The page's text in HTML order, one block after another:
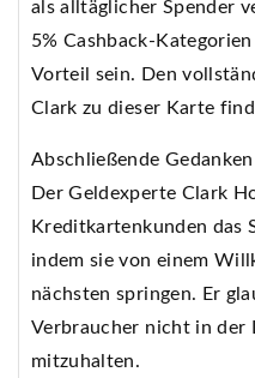
als alltäglicher Spender
5% Cashback-
Vorteil sein. Den
Clark zu dieser Karte
Abschließende Gedanken
Der Geldexperte Clark
Kreditkartenkunden das
indem sie von einem
nächsten springen. Er
Verbraucher nicht in der
mitzuhalten.